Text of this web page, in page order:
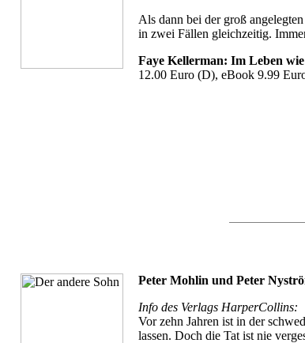
Als dann bei der groß
in zwei Fällen gleichzeitig.
Faye Kellerman: Im Leben
12.00 Euro (D), eBook 9.99
Peter Mohlin und Peter
Info des Verlags HarperCollins:
Vor zehn Jahren ist in der
lassen. Doch die Tat ist nie